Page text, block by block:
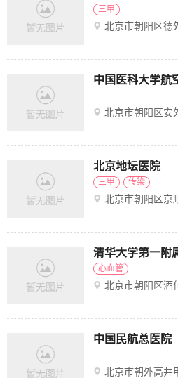
三甲
北京市朝阳区德
中国医科大学航
北京市朝阳区安
北京地坛医院
三甲 传染
北京市朝阳区京
清华大学第一附
心血管
北京市朝阳区酒
中国民航总医院
北京市朝外高井